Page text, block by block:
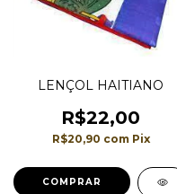
LENÇOL HAITIANO
R$22,00
R$20,90 com Pix